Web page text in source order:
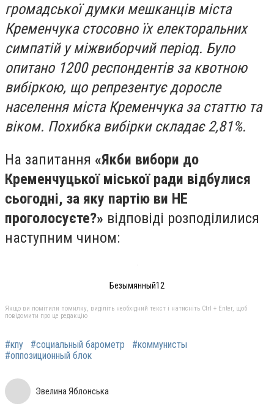
громадської думки мешканців міста
Кременчука стосовно їх електоральних
симпатій у міжвиборчий період. Було
опитано 1200 респондентів за квотною
вибіркою, що репрезентує доросле
населення міста Кременчука за статтю та
віком. Похибка вибірки складає 2,81%.
На запитання «Якби вибори до
Кременчуцької міської ради відбулися
сьогодні, за яку партію ви НЕ
проголосуєте?» відповіді розподілилися
наступним чином:
Безымянный12
Якщо ви помітили помилку, виділіть необхідний текст і натисніть Ctrl + Enter, щоб
повідомити про це редакцію
#кпу #социальный барометр
#коммунисты
#оппозиционный блок
Эвелина Яблонська